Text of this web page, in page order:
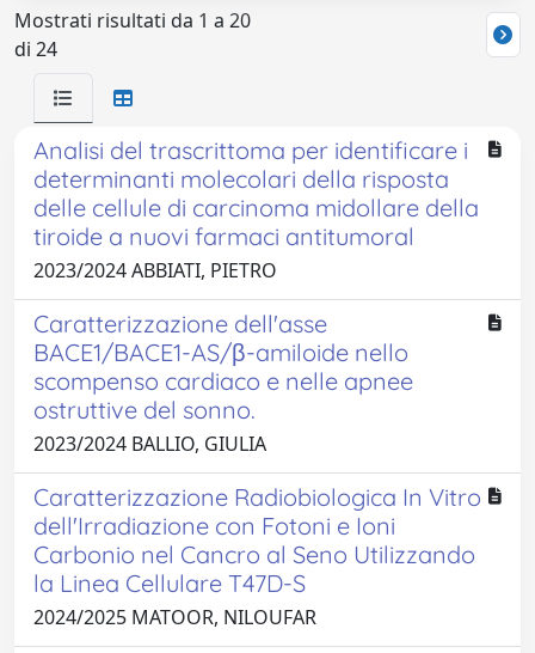
Mostrati risultati da 1 a 20
di 24
Analisi del trascrittoma per identificare i
determinanti molecolari della risposta
delle cellule di carcinoma midollare della
tiroide a nuovi farmaci antitumoral
2023/2024 ABBIATI, PIETRO
Caratterizzazione dell'asse
BACE1/BACE1-AS/β-amiloide nello
scompenso cardiaco e nelle apnee
ostruttive del sonno.
2023/2024 BALLIO, GIULIA
Caratterizzazione Radiobiologica In Vitro
dell'Irradiazione con Fotoni e Ioni
Carbonio nel Cancro al Seno Utilizzando
la Linea Cellulare T47D-S
2024/2025 MATOOR, NILOUFAR